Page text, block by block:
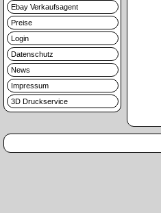
Ebay Verkaufsagent
Preise
Login
Datenschutz
News
Impressum
3D Druckservice